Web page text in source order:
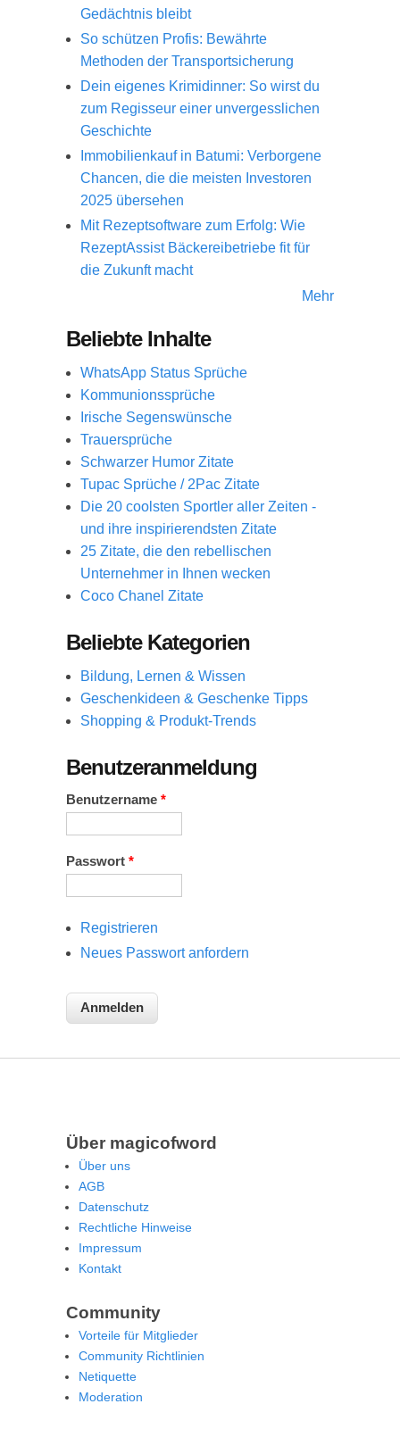
Gedächtnis bleibt
So schützen Profis: Bewährte
Methoden der Transportsicherung
Dein eigenes Krimidinner: So wirst du
zum Regisseur einer unvergesslichen
Geschichte
Immobilienkauf in Batumi: Verborgene
Chancen, die die meisten Investoren
2025 übersehen
Mit Rezeptsoftware zum Erfolg: Wie
RezeptAssist Bäckereibetriebe fit für
die Zukunft macht
Mehr
Beliebte Inhalte
WhatsApp Status Sprüche
Kommunionssprüche
Irische Segenswünsche
Trauersprüche
Schwarzer Humor Zitate
Tupac Sprüche / 2Pac Zitate
Die 20 coolsten Sportler aller Zeiten -
und ihre inspirierendsten Zitate
25 Zitate, die den rebellischen
Unternehmer in Ihnen wecken
Coco Chanel Zitate
Beliebte Kategorien
Bildung, Lernen & Wissen
Geschenkideen & Geschenke Tipps
Shopping & Produkt-Trends
Benutzeranmeldung
Benutzername *
Passwort *
Registrieren
Neues Passwort anfordern
Über magicofword
Über uns
AGB
Datenschutz
Rechtliche Hinweise
Impressum
Kontakt
Community
Vorteile für Mitglieder
Community Richtlinien
Netiquette
Moderation